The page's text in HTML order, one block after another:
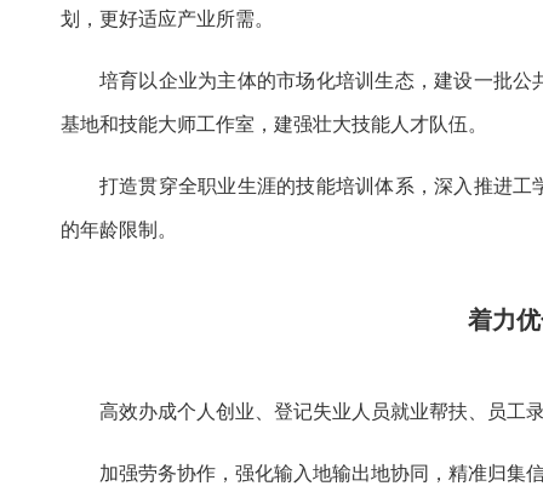
划，更好适应产业所需。
培育以企业为主体的市场化培训生态，建设一批
基地和技能大师工作室，建强壮大技能人才队伍。
打造贯穿全职业生涯的技能培训体系，深入推进
的年龄限制。
着力
高效办成个人创业、登记失业人员就业帮扶、员工
加强劳务协作，强化输入地输出地协同，精准归集